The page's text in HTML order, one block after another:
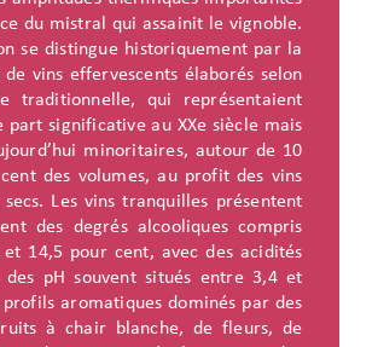
du mistral qui assainit le vignoble.
se distingue historiquement par la
vins effervescents élaborés selon
traditionnelle, qui représentaient
part significative au XXe siècle mais
minoritaires, autour de 10
des volumes, au profit des vins
Les vins tranquilles présentent
des degrés alcooliques compris
14,5 pour cent, avec des acidités
des pH souvent situés entre 3,4 et
aromatiques dominés par des
à chair blanche, de fleurs, de